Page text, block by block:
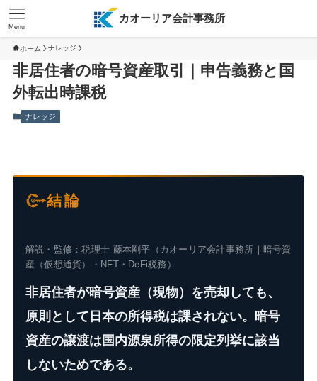
カオーリア会計事務所
Menu
ホーム ナレッジ
非居住者の暗号資産取引｜申告義務と国
外転出時課税
ナレッジ
結論
解説・監修：税理士 藤本剛平（カオーリア会計事務所｜暗号資
産（仮想通貨）・NFT・DeFi税務）
非居住者が暗号資産（現物）を売却しても、
原則として日本の所得税は課されない。暗号
資産の譲渡は国内源泉所得の限定列挙に該当
しないためである。